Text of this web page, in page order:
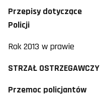
Przepisy dotyczące
Policji
Rok 2013 w prawie
STRZAŁ OSTRZEGAWCZY
Przemoc policjantów